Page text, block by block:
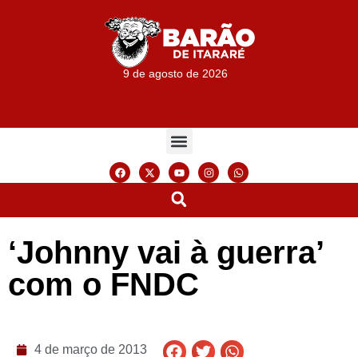
9 de agosto de 2026
‘Johnny vai à guerra’
com o FNDC
4 de março de 2013